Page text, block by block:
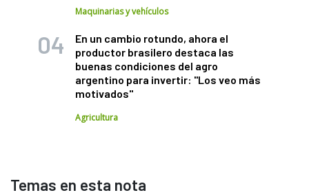
Maquinarias y vehículos
En un cambio rotundo, ahora el
productor brasilero destaca las
buenas condiciones del agro
argentino para invertir: "Los veo más
motivados"
Agricultura
Temas en esta nota